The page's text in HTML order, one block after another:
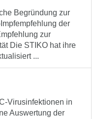
Begründung zur
der
zur
Die STIKO hat ihre
...
Virusinfektionen in
Auswertung der